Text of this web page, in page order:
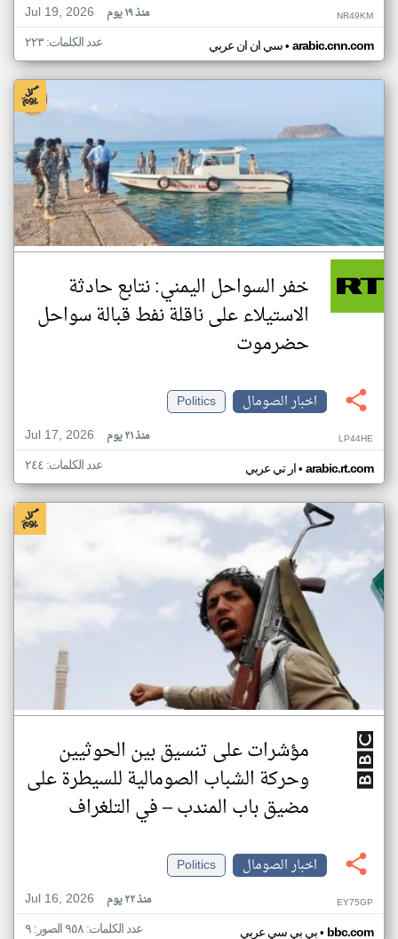
Jul 19, 2026
منذ ١٩ يوم NR49KM
سي ان ان عربي• arabic.cnn.com عدد الكلمات: ٢٢٣
خفر السواحل اليمني: نتابع حادثة
الاستيلاء على ناقلة نفط قبالة سواحل
حضرموت
اخبار الصومال
Politics
Jul 17, 2026
منذ ٢١ يوم LP44HE
ار تي عربي• arabic.rt.com عدد الكلمات: ٢٤٤
مؤشرات على تنسيق بين الحوثيين
وحركة الشباب الصومالية للسيطرة على
مضيق باب المندب – في التلغراف
اخبار الصومال
Politics
Jul 16, 2026
منذ ٢٢ يوم EY75GP
بي بي سي عربي• bbc.com عدد الكلمات: ٩٥٨ الصور: ٩